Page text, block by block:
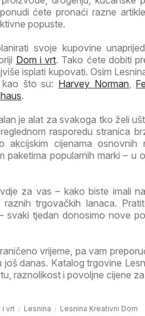
ćete pronaći razne
popuste.
svoje kupovine
Dom i vrt. Tako ćete dobiti
isplati kupovati. Osim
kao što su: Harvey Norman,
.
je alat za svakoga tko želi
rasporedu stranica
cijenama osnovnih
paketima popularnih marki – u
za vas – kako biste imali
raznih trgovačkih lanaca.
svaki tjedan donosimo nove
vrijeme, pa vam
još danas. Katalog trgovine
raznolikost i povoljne cijene
i vrt Lesnina Lesnina Kreativni Dom